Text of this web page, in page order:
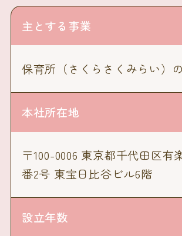
主とする事業
保育所（さくらさくみらい）
本社所在地
〒100-0006 東京都千代田区有
番2号 東宝日比谷ビル6階
設立年数